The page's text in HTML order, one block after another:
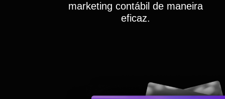
marketing contábil de maneira
eficaz.